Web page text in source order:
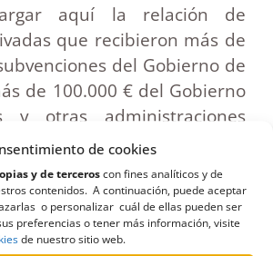
de cookies
y de terceroscon fines analíticos y de
contenidos. A continuación, puede aceptar
o personalizar cuál de ellas pueden ser
preferencias o tener más información, visite
de nuestro sitio web.
aquí la relación de
que recibieron más de
del Gobierno de
de 100.000 € del Gobierno
y otras administraciones
durante 2021,
en la que presentaron
de transparencia. Si
significa que la
su declaración de